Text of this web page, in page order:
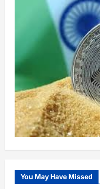
You May Have Missed